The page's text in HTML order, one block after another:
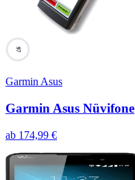
97
Garmin Asus
Garmin Asus Nüvifone
ab 174,99 €